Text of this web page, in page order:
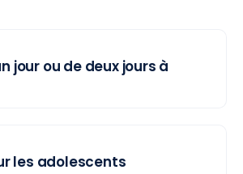
jour ou de deux jours à
les adolescents